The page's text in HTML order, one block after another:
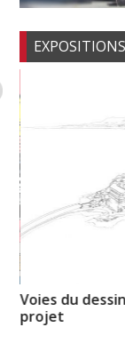
EXPOSITIONS
du dessin –